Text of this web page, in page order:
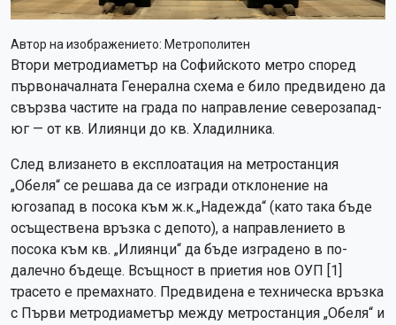
Автор на изображението: Метрополитен
Втори метродиаметър на Софийското метро според
първоначалната Генерална схема е било предвидено да
свързва частите на града по направление северозапад-
юг — от кв. Илиянци до кв. Хладилника.
След влизането в експлоатация на метростанция
„Обеля“ се решава да се изгради отклонение на
югозапад в посока към ж.к.„Надежда“ (като така бъде
осъществена връзка с депото), а направлението в
посока към кв. „Илиянци“ да бъде изградено в по-
далечно бъдеще. Всъщност в приетия нов ОУП [1]
трасето е премахнато. Предвидена е техническа връзка
с Първи метродиаметър между метростанция „Обеля“ и